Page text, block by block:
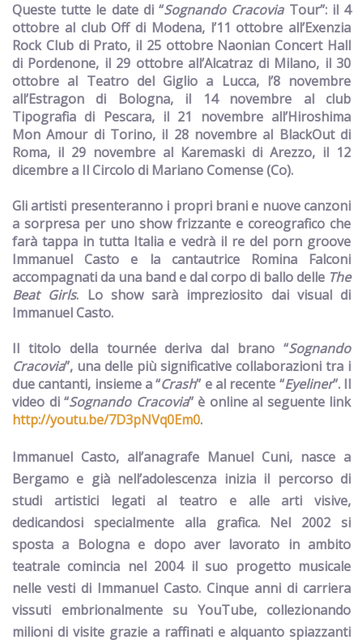
Queste tutte le date di “Sognando CracoviaTour”:il 4
ottobre al club Off di Modena, l’11 ottobre all’Exenzia
Rock Club di Prato, il 25 ottobre Naonian Concert Hall
di Pordenone, il 29 ottobre all’Alcatraz di Milano, il 30
ottobre al Teatro del Giglio a Lucca, l’8 novembre
all’Estragon di Bologna, il 14 novembre al club
Tipografia di Pescara, il 21 novembre all’Hiroshima
Mon Amour di Torino, il 28 novembre al BlackOut di
Roma, il 29 novembre al Karemaski di Arezzo, il 12
dicembre a Il Circolo di Mariano Comense(Co).
Gli artisti presenterannoi propri brani e nuove canzoni
a sorpresa per uno show frizzante e coreografico che
farà tappa in tutta Italia e vedrà il re del porn groove
Immanuel Casto e la cantautrice Romina Falconi
accompagnati da una bande dalcorpo di ballo delle The
Beat Girls. Lo show sarà impreziosito dai visual di
Immanuel Casto.
Il titolo della tournée deriva dal brano “Sognando
Cracovia”, una delle più significative collaborazioni tra i
due cantanti, insieme a“Crash” e al recente “Eyeliner”. Il
video di “Sognando Cracovia” è online al seguente link
http://youtu.be/7D3pNVq0Em0.
Immanuel Casto, all’anagrafe Manuel Cuni, nasce a
Bergamo e già nell’adolescenza inizia il percorso di
studi artistici legati al teatro e alle arti visive,
dedicandosi specialmente alla grafica. Nel 2002 si
sposta a Bologna e dopo aver lavorato in ambito
teatrale comincia nel 2004 il suo progetto musicale
nelle vesti di Immanuel Casto. Cinque anni di carriera
vissuti embrionalmente su YouTube, collezionando
milioni di visite grazie a raffinati e alquanto spiazzanti